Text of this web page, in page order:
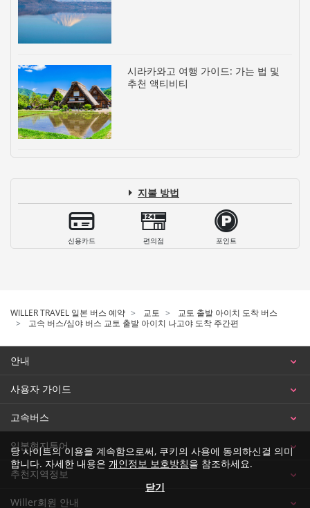
시라카와고 여행 가이드: 가는 법 및
추천 액티비티
지불 방법
신용카드 편의점 포인트
WILLER TRAVEL 일본 버스 예약 교토
교토 출발 아이치 도착 버스
고속 버스/심야 버스 교토 출발 아이치 나고야 도착 주간편
안내
사용자 가이드
고속버스
일본현지투어
추천지역정보
Willer회원 안내
당 사이트의 이용을 계속함으로써, 쿠키의 사용에 동의하신걸 의미
합니다. 자세한 내용은 개인정보 보호방침을 참조하세요.
닫기